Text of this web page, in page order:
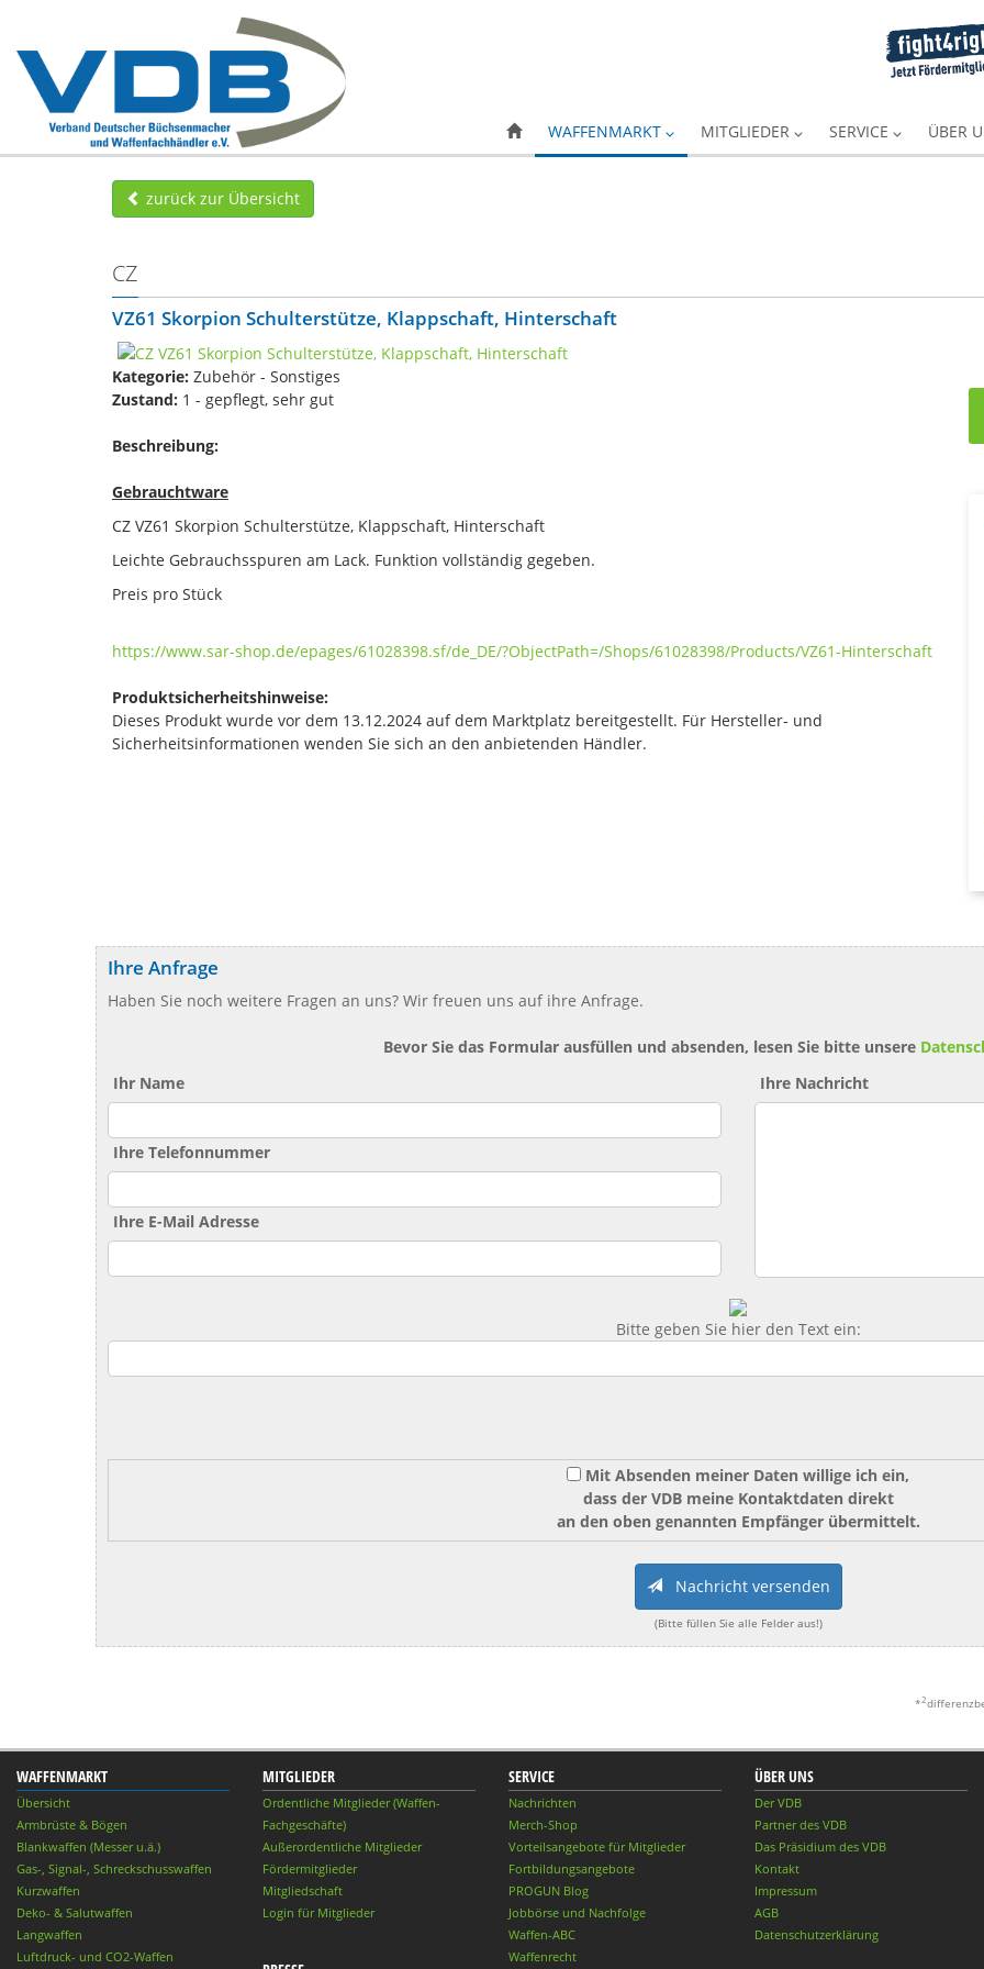
WAFFENMARKT MITGLIEDER SERVICE ÜBER
zurück zur Übersicht
CZ
VZ61 Skorpion Schulterstütze, Klappschaft, Hinterschaft
Kategorie: Zubehör - Sonstiges
Zustand: 1 - gepflegt, sehr gut
Beschreibung:
Gebrauchtware
CZ VZ61 Skorpion Schulterstütze, Klappschaft, Hinterschaft
Leichte Gebrauchsspuren am Lack. Funktion vollständig gegeben.
Preis pro Stück
https://www.sar-shop.de/epages/61028398.sf/de_DE/?ObjectPath=/Shops/61028398/Products/VZ61-Hinterschaft
Produktsicherheitshinweise:
Dieses Produkt wurde vor dem 13.12.2024 auf dem Marktplatz bereitgestellt. Für Hersteller- und
Sicherheitsinformationen wenden Sie sich an den anbietenden Händler.
Ihre Anfrage
Haben Sie noch weitere Fragen an uns? Wir freuen uns auf ihre Anfrage.
Bevor Sie das Formular ausfüllen und absenden, lesen Sie bitte unsere
Ihr Name
Ihre Telefonnummer
Ihre E-Mail Adresse
Ihre Nachricht
Bitte geben Sie hier den Text ein:
Mit Absenden meiner Daten willige ich ein,
dass der VDB meine Kontaktdaten direkt
an den oben genannten Empfänger übermittelt.
Nachricht versenden
(Bitte füllen Sie alle Felder aus!)
*2
WAFFENMARKT
Übersicht
Armbrüste & Bögen
Blankwaffen (Messer u.ä.)
Gas-, Signal-, Schreckschusswaffen
Kurzwaffen
Deko- & Salutwaffen
Langwaffen
Luftdruck- und CO2-Waffen
MITGLIEDER
Ordentliche Mitglieder (Waffen-
Fachgeschäfte)
Außerordentliche Mitglieder
Fördermitglieder
Mitgliedschaft
Login für Mitglieder
SERVICE
Nachrichten
Merch-Shop
Vorteilsangebote für Mitglieder
Fortbildungsangebote
PROGUN Blog
Jobbörse und Nachfolge
Waffen-ABC
Waffenrecht
ÜBER UNS
Der VDB
Partner des VDB
Das Präsidium des VDB
Kontakt
Impressum
AGB
Datenschutzerklärung